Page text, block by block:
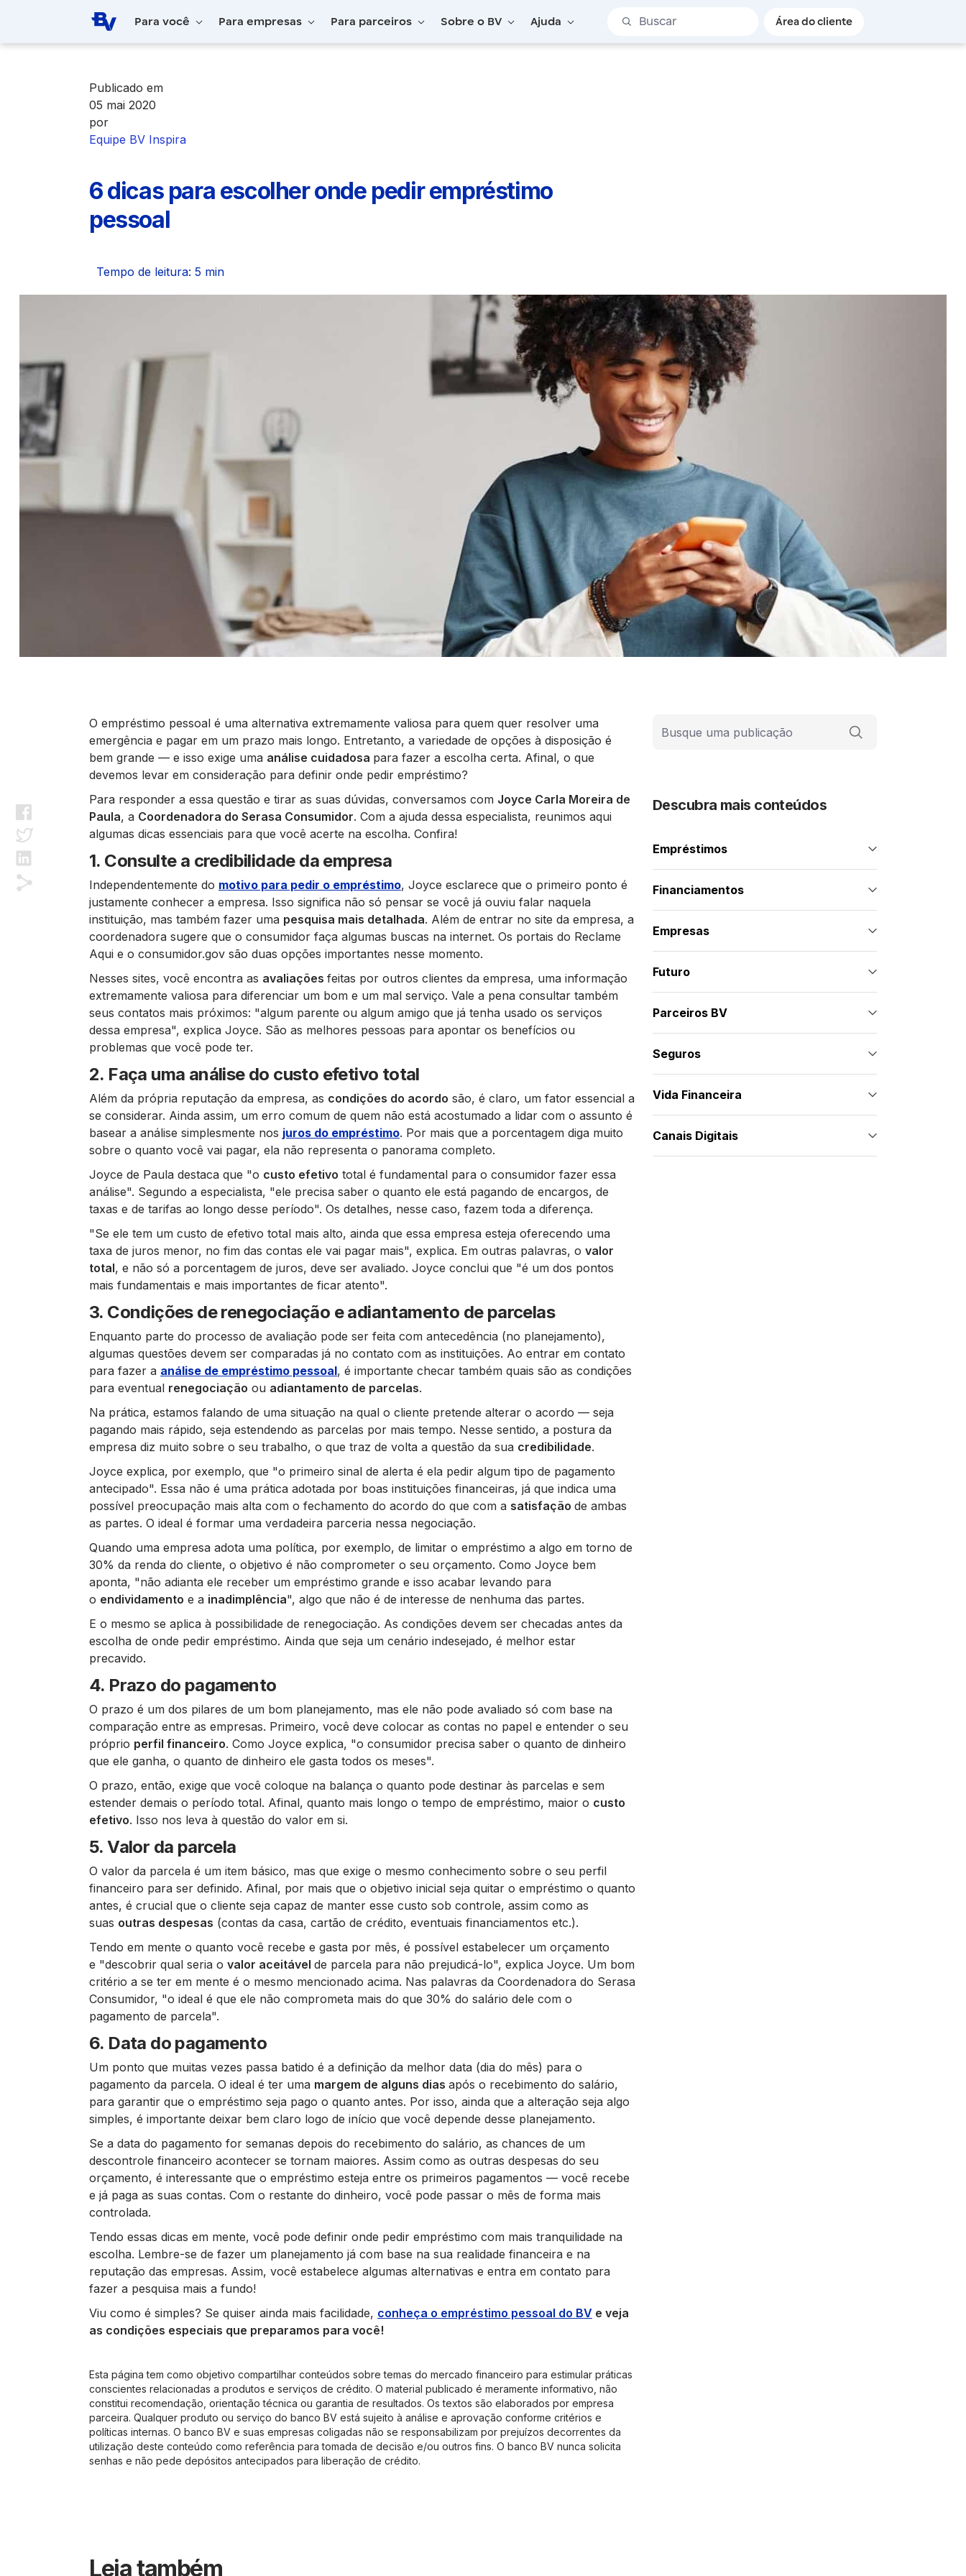
Pular para o Conteúdo principal
Para você Para empresas Para parceiros Sobre o BV Ajuda
Barra de busca
Área do cliente
Publicado em
05 mai 2020
por
Equipe BV Inspira
6 dicas para escolher onde pedir empréstimo
pessoal
Tempo de leitura: 5 min
O empréstimo pessoal é uma alternativa extremamente valiosa para quem quer resolver uma
emergência e pagar em um prazo mais longo. Entretanto, a variedade de opções à disposição é
bem grande — e isso exige uma análise cuidadosa para fazer a escolha certa. Afinal, o que
devemos levar em consideração para definir onde pedir empréstimo?
Para responder a essa questão e tirar as suas dúvidas, conversamos com Joyce Carla Moreira de
Paula, a Coordenadora do Serasa Consumidor. Com a ajuda dessa especialista, reunimos aqui
algumas dicas essenciais para que você acerte na escolha. Confira!
1. Consulte a credibilidade da empresa
Independentemente do motivo para pedir o empréstimo, Joyce esclarece que o primeiro ponto é
justamente conhecer a empresa. Isso significa não só pensar se você já ouviu falar naquela
instituição, mas também fazer uma pesquisa mais detalhada. Além de entrar no site da empresa, a
coordenadora sugere que o consumidor faça algumas buscas na internet. Os portais do Reclame
Aqui e o consumidor.gov são duas opções importantes nesse momento.
Nesses sites, você encontra as avaliações feitas por outros clientes da empresa, uma informação
extremamente valiosa para diferenciar um bom e um mal serviço. Vale a pena consultar também
seus contatos mais próximos: "algum parente ou algum amigo que já tenha usado os serviços
dessa empresa", explica Joyce. São as melhores pessoas para apontar os benefícios ou
problemas que você pode ter.
2. Faça uma análise do custo efetivo total
Além da própria reputação da empresa, as condições do acordo são, é claro, um fator essencial a
se considerar. Ainda assim, um erro comum de quem não está acostumado a lidar com o assunto é
basear a análise simplesmente nos juros do empréstimo. Por mais que a porcentagem diga muito
sobre o quanto você vai pagar, ela não representa o panorama completo.
Joyce de Paula destaca que "o custo efetivo total é fundamental para o consumidor fazer essa
análise". Segundo a especialista, "ele precisa saber o quanto ele está pagando de encargos, de
taxas e de tarifas ao longo desse período". Os detalhes, nesse caso, fazem toda a diferença.
"Se ele tem um custo de efetivo total mais alto, ainda que essa empresa esteja oferecendo uma
taxa de juros menor, no fim das contas ele vai pagar mais", explica. Em outras palavras, o valor
total, e não só a porcentagem de juros, deve ser avaliado. Joyce conclui que "é um dos pontos
mais fundamentais e mais importantes de ficar atento".
3. Condições de renegociação e adiantamento de parcelas
Enquanto parte do processo de avaliação pode ser feita com antecedência (no planejamento),
algumas questões devem ser comparadas já no contato com as instituições. Ao entrar em contato
para fazer a análise de empréstimo pessoal, é importante checar também quais são as condições
para eventual renegociação ou adiantamento de parcelas.
Na prática, estamos falando de uma situação na qual o cliente pretende alterar o acordo — seja
pagando mais rápido, seja estendendo as parcelas por mais tempo. Nesse sentido, a postura da
empresa diz muito sobre o seu trabalho, o que traz de volta a questão da sua credibilidade.
Joyce explica, por exemplo, que "o primeiro sinal de alerta é ela pedir algum tipo de pagamento
antecipado". Essa não é uma prática adotada por boas instituições financeiras, já que indica uma
possível preocupação mais alta com o fechamento do acordo do que com a satisfação de ambas
as partes. O ideal é formar uma verdadeira parceria nessa negociação.
Quando uma empresa adota uma política, por exemplo, de limitar o empréstimo a algo em torno de
30% da renda do cliente, o objetivo é não comprometer o seu orçamento. Como Joyce bem
aponta, "não adianta ele receber um empréstimo grande e isso acabar levando para
o endividamento e a inadimplência", algo que não é de interesse de nenhuma das partes.
E o mesmo se aplica à possibilidade de renegociação. As condições devem ser checadas antes da
escolha de onde pedir empréstimo. Ainda que seja um cenário indesejado, é melhor estar
precavido.
4. Prazo do pagamento
O prazo é um dos pilares de um bom planejamento, mas ele não pode avaliado só com base na
comparação entre as empresas. Primeiro, você deve colocar as contas no papel e entender o seu
próprio perfil financeiro. Como Joyce explica, "o consumidor precisa saber o quanto de dinheiro
que ele ganha, o quanto de dinheiro ele gasta todos os meses".
O prazo, então, exige que você coloque na balança o quanto pode destinar às parcelas e sem
estender demais o período total. Afinal, quanto mais longo o tempo de empréstimo, maior o custo
efetivo. Isso nos leva à questão do valor em si.
5. Valor da parcela
O valor da parcela é um item básico, mas que exige o mesmo conhecimento sobre o seu perfil
financeiro para ser definido. Afinal, por mais que o objetivo inicial seja quitar o empréstimo o quanto
antes, é crucial que o cliente seja capaz de manter esse custo sob controle, assim como as
suas outras despesas (contas da casa, cartão de crédito, eventuais financiamentos etc.).
Tendo em mente o quanto você recebe e gasta por mês, é possível estabelecer um orçamento
e "descobrir qual seria o valor aceitável de parcela para não prejudicá-lo", explica Joyce. Um bom
critério a se ter em mente é o mesmo mencionado acima. Nas palavras da Coordenadora do Serasa
Consumidor, "o ideal é que ele não comprometa mais do que 30% do salário dele com o
pagamento de parcela".
6. Data do pagamento
Um ponto que muitas vezes passa batido é a definição da melhor data (dia do mês) para o
pagamento da parcela. O ideal é ter uma margem de alguns dias após o recebimento do salário,
para garantir que o empréstimo seja pago o quanto antes. Por isso, ainda que a alteração seja algo
simples, é importante deixar bem claro logo de início que você depende desse planejamento.
Se a data do pagamento for semanas depois do recebimento do salário, as chances de um
descontrole financeiro acontecer se tornam maiores. Assim como as outras despesas do seu
orçamento, é interessante que o empréstimo esteja entre os primeiros pagamentos — você recebe
e já paga as suas contas. Com o restante do dinheiro, você pode passar o mês de forma mais
controlada.
Tendo essas dicas em mente, você pode definir onde pedir empréstimo com mais tranquilidade na
escolha. Lembre-se de fazer um planejamento já com base na sua realidade financeira e na
reputação das empresas. Assim, você estabelece algumas alternativas e entra em contato para
fazer a pesquisa mais a fundo!
Viu como é simples? Se quiser ainda mais facilidade, conheça o empréstimo pessoal do BV e veja
as condições especiais que preparamos para você!
Esta página tem como objetivo compartilhar conteúdos sobre temas do mercado financeiro para estimular práticas
conscientes relacionadas a produtos e serviços de crédito. O material publicado é meramente informativo, não
constitui recomendação, orientação técnica ou garantia de resultados. Os textos são elaborados por empresa
parceira. Qualquer produto ou serviço do banco BV está sujeito à análise e aprovação conforme critérios e
políticas internas. O banco BV e suas empresas coligadas não se responsabilizam por prejuízos decorrentes da
utilização deste conteúdo como referência para tomada de decisão e/ou outros fins. O banco BV nunca solicita
senhas e não pede depósitos antecipados para liberação de crédito.
Leia também
Descubra mais conteúdos
Empréstimos
Financiamentos
Empresas
Futuro
Parceiros BV
Seguros
Vida Financeira
Canais Digitais